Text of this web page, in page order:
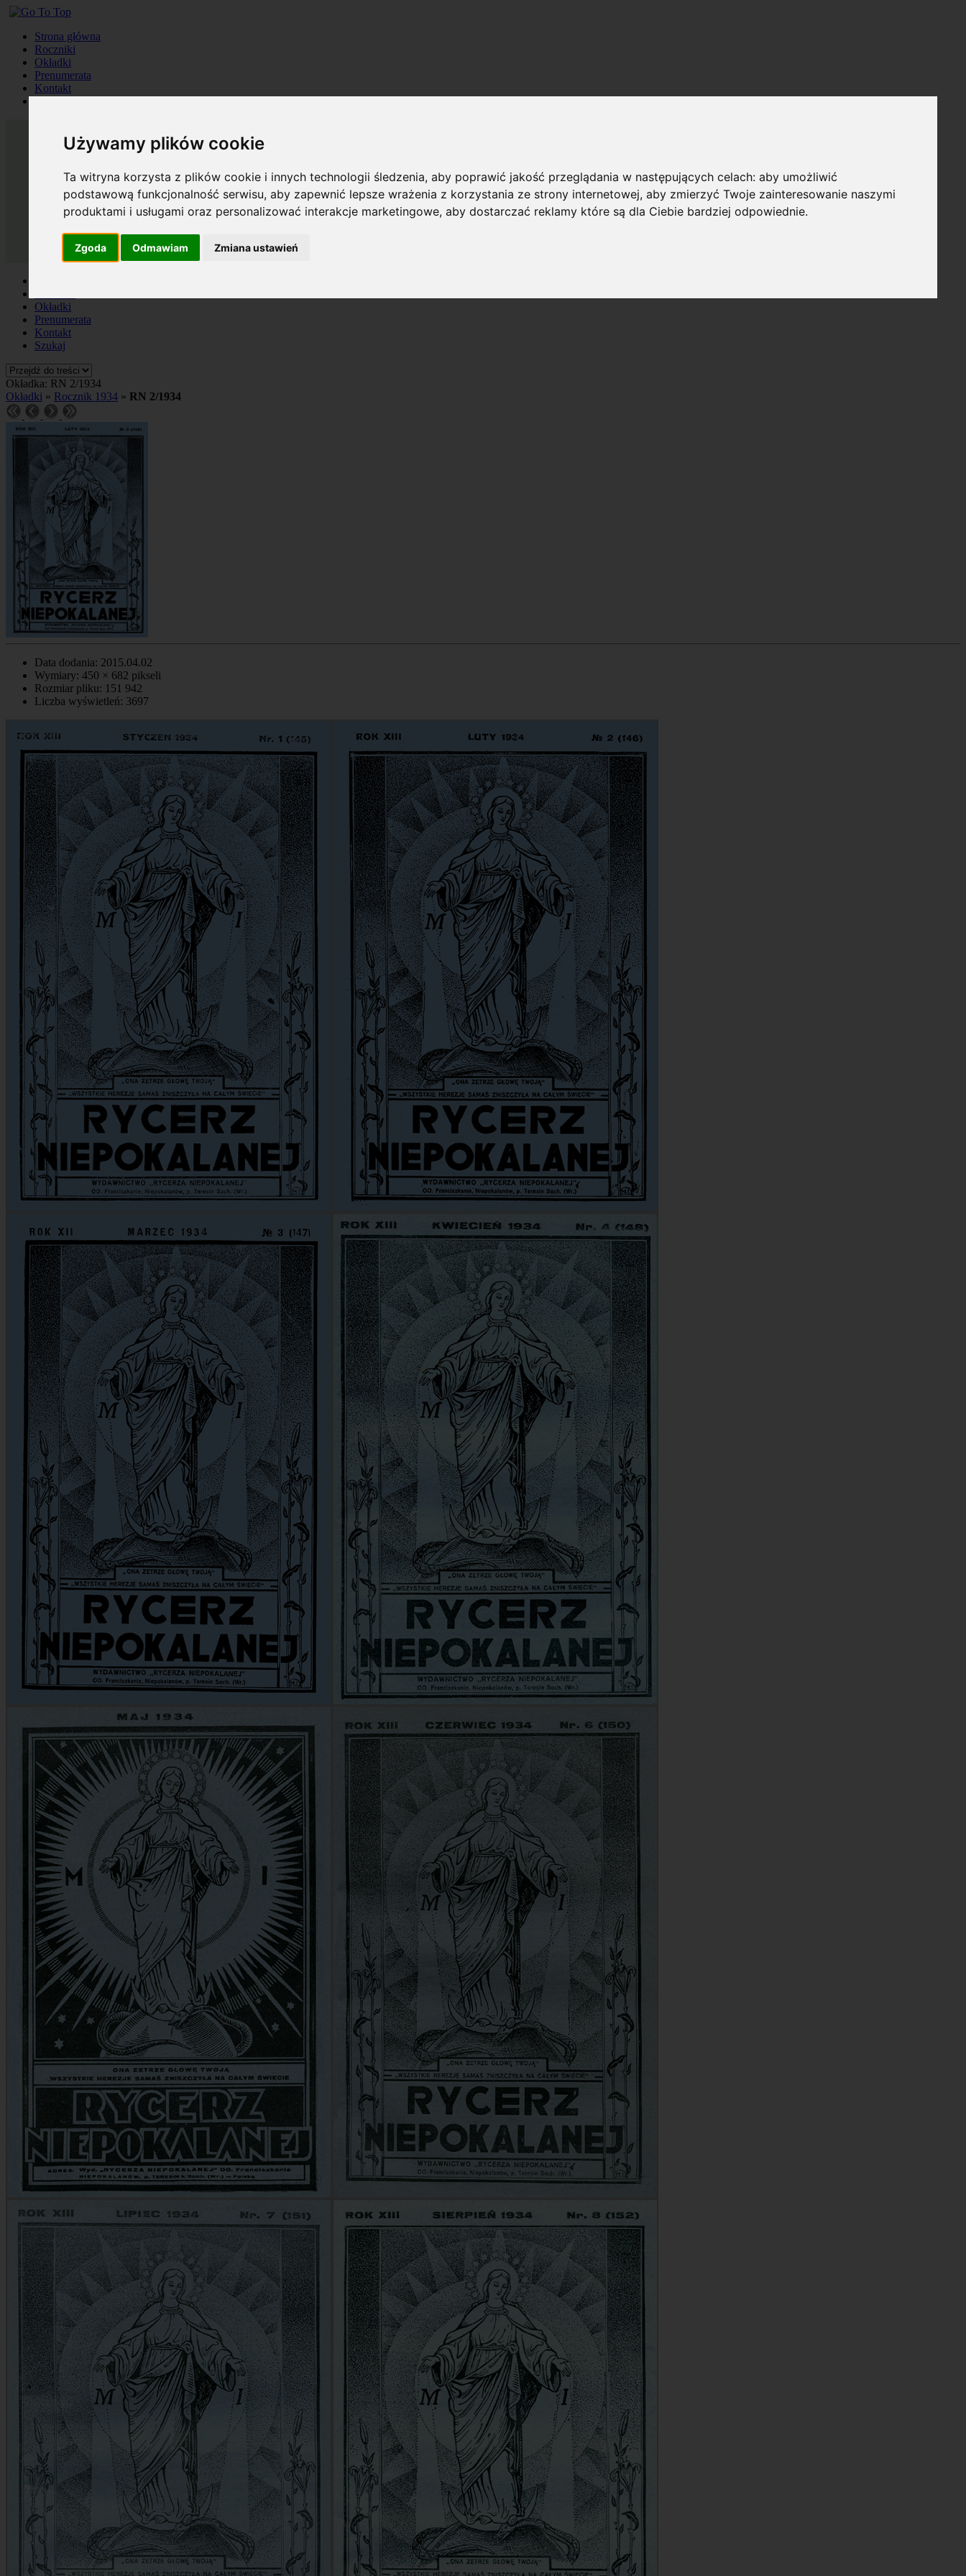
Używamy plików cookie
Ta witryna korzysta z plików cookie i innych technologii śledzenia, aby poprawić jakość przeglądania w następujących celach:aby umożliwić
podstawową funkcjonalność serwisu,aby zapewnić lepsze wrażenia z korzystania ze strony internetowej,aby zmierzyć Twoje zainteresowanie naszymi
produktami i usługami oraz personalizować interakcje marketingowe,aby dostarczać reklamy które są dla Ciebie bardziej odpowiednie.
Zgoda Odmawiam Zmiana ustawień
Strona główna
Roczniki
Okładki
Prenumerata
Kontakt
Okładki
Prenumerata
Kontakt
Szukaj
Okładka: RN 2/1934
Okładki » Rocznik 1934 » RN 2/1934
Data dodania: 2015.04.02
Wymiary: 450 × 682 pikseli
Rozmiar pliku: 151 942
Liczba wyświetleń: 3697